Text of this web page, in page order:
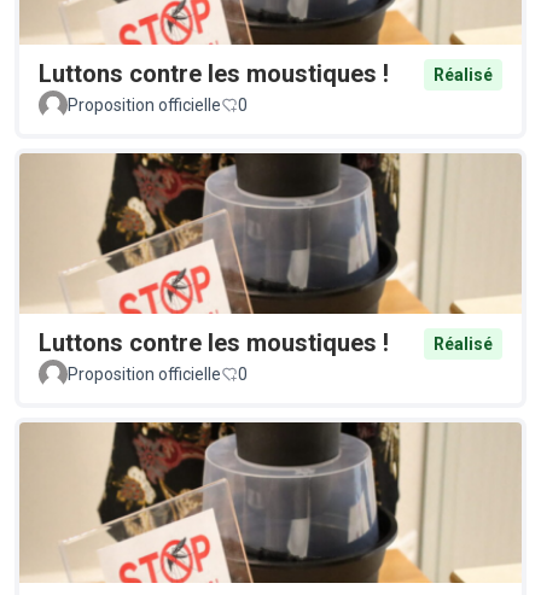
Luttons contre les moustiques !
Réalisé
Proposition officielle
0
Luttons contre les moustiques !
Réalisé
Proposition officielle
0